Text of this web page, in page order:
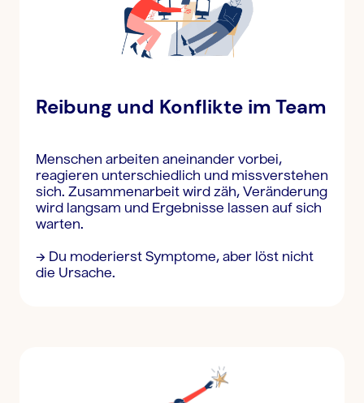
Reibung und Konflikte im Team
Menschen arbeiten aneinander vorbei,
reagieren unterschiedlich und missverstehen
sich. Zusammenarbeit wird zäh, Veränderung
wird langsam und Ergebnisse lassen auf sich
warten.
→ Du moderierst Symptome, aber löst nicht
die Ursache.